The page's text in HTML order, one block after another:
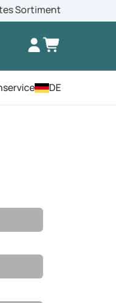
Sortiment
das MenüDE